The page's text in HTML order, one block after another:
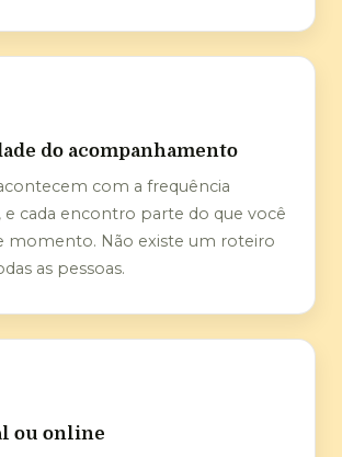
do acompanhamento
com a frequência
e cada encontro parte do que você
momento. Não existe um roteiro
as pessoas.
ou online